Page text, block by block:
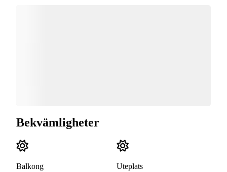
Bekvämligheter
Balkong Uteplats